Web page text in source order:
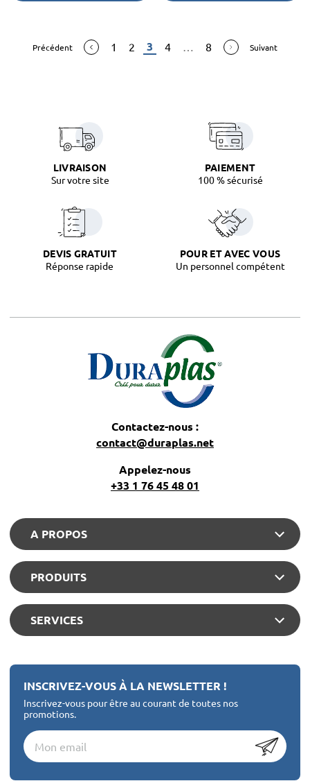
Précédent 1 2 3 4 … 8 Suivant
LIVRAISON
Sur votre site
PAIEMENT
100 % sécurisé
DEVIS GRATUIT
Réponse rapide
POUR ET AVEC VOUS
Un personnel compétent
Contactez-nous :
contact@duraplas.net
Appelez-nous
+33 1 76 45 48 01
A PROPOS
PRODUITS
SERVICES
INSCRIVEZ-VOUS À LA NEWSLETTER !
Inscrivez-vous pour être au courant de toutes nos
promotions.